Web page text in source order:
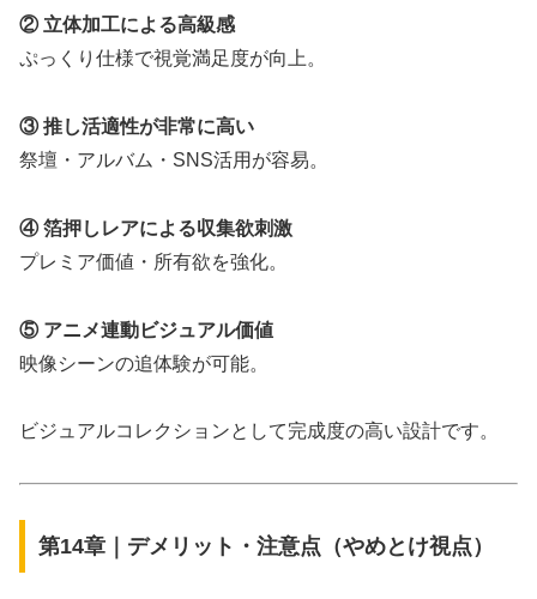
② 立体加工による高級感
ぷっくり仕様で視覚満足度が向上。
③ 推し活適性が非常に高い
祭壇・アルバム・SNS活用が容易。
④ 箔押しレアによる収集欲刺激
プレミア価値・所有欲を強化。
⑤ アニメ連動ビジュアル価値
映像シーンの追体験が可能。
ビジュアルコレクションとして完成度の高い設計です。
第14章｜デメリット・注意点（やめとけ視点）